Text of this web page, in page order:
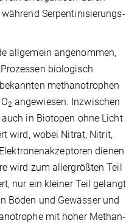
während Serpentinisierungs-
allgemein angenommen,
biologisch
methanotrophen
2 angewiesen. Inzwischen
in Biotopen ohne Licht
wird, wobei Nitrat, Nitrit,
dienen
wird zum allergrößten Teil
nur ein kleiner Teil gelangt
Böden und Gewässer und
mit hoher Methan-